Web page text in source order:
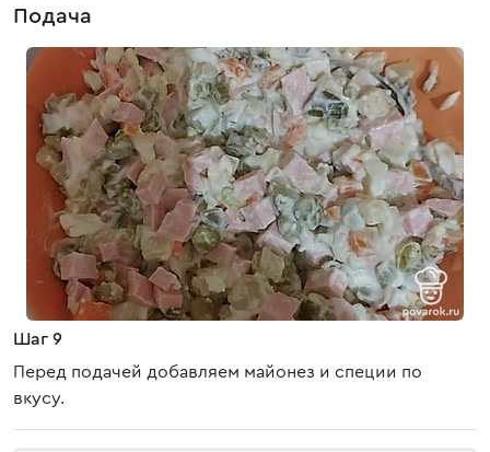
Подача
Шаг 9
Перед подачей добавляем майонез и специи по
вкусу.